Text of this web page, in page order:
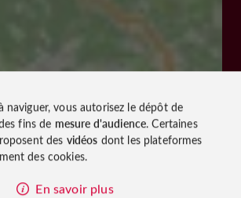
naviguer, vous autorisez le dépôt de
fins de mesure d'audience. Certaines
des vidéos dont les plateformes
des cookies.
En savoir plus